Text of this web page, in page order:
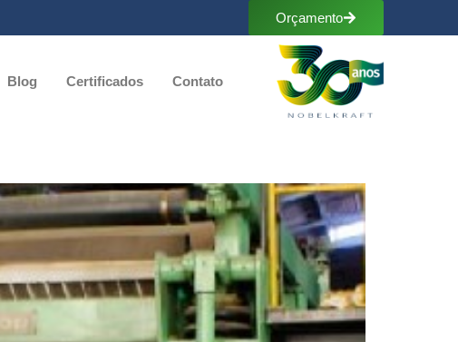
Orçamento
Blog Certificados Contato